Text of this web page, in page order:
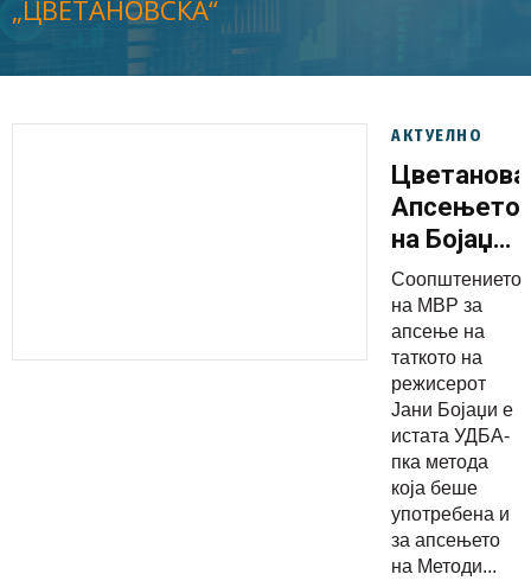
БАНКАРСТВО
ЖИВОТ
„ЦВЕТАНОВСКА“
АКТУЕЛНО
Апсењето
на Бојаџи
постариот
е истата
УДБА-
шка
метода
која беше
и за
апсењето
на Ченто
Соопштението
на МВР за
апсење на
таткото на
режисерот
Јани Бојаџи е
истата УДБА-
пка метода
која беше
употребена и
за апсењето
на Методи...